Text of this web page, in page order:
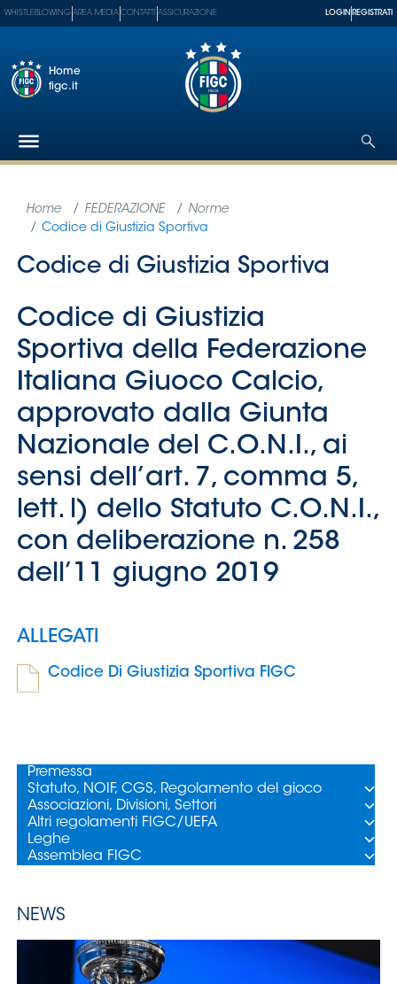
Nazionali
Tecnici
Paralimpico
Serie
Women
Serie
Femminile
Museo
del
Calcio
Shop
I
nazionali
Whistleblowing
Area
Media
Contatti
Assicurazione
WHISTLEBLOWING AREA MEDIA CONTATTI ASSICURAZIONE LOGIN REGISTRATI
Home
figc.it